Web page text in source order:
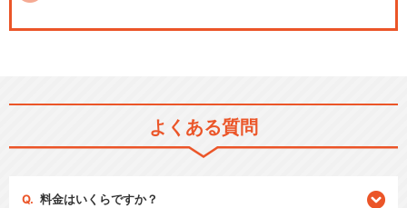
よくある質問
料金はいくらですか？